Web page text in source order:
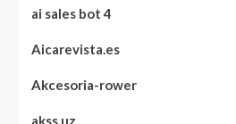
ai sales bot 4
Aicarevista.es
Akcesoria-rower
akss.uz